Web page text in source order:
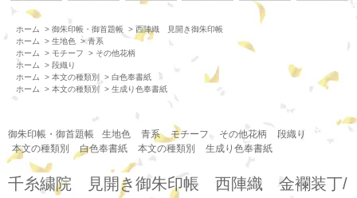
ホーム > 御朱印帳・御首題帳 > 西陣織 見開き御朱印帳
ホーム
> 生地色 >青系
ホーム
> モチーフ > その他花柄
ホーム
> 段織り
ホーム
> 本文の種類別 > 白色奉書紙
ホーム
> 本文の種類別 > 生成り色奉書紙
御朱印帳・御首題帳 生地色 青系 モチーフ その他花柄
段織り
本文の種類別
白色奉書紙 本文の種類別 生成り色奉書紙
千糸繍院 見開き御朱印帳 西陣織 金襴装丁/